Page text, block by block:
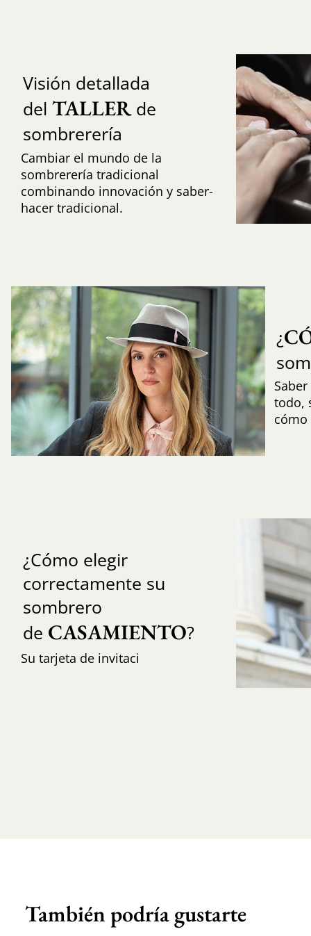
Visión detallada
del TALLERde
sombrerería
Cambiar el mundo de la
sombrerería tradicional
combinando innovación y saber-
hacer tradicional.
¿
todo,
cómo
¿Cómo elegir
correctamente su
sombrero
de CASAMIENTO?
Su tarjeta de invitaci
También podría gustarte